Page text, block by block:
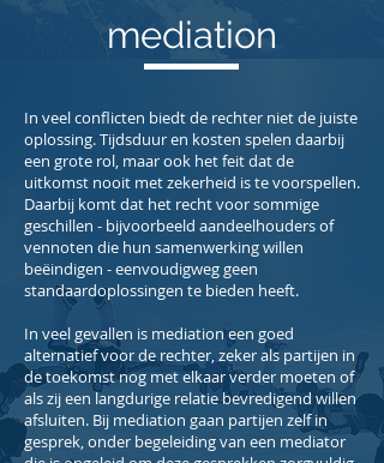
mediation
In veel conflicten biedt de rechter niet de juiste
oplossing. Tijdsduur en kosten spelen daarbij
een grote rol, maar ook het feit dat de
uitkomst nooit met zekerheid is te voorspellen.
Daarbij komt dat het recht voor sommige
geschillen - bijvoorbeeld aandeelhouders of
vennoten die hun samenwerking willen
beëindigen - eenvoudigweg geen
standaardoplossingen te bieden heeft.
In veel gevallen is mediation een goed
alternatief voor de rechter, zeker als partijen in
de toekomst nog met elkaar verder moeten of
als zij een langdurige relatie bevredigend willen
afsluiten. Bij mediation gaan partijen zelf in
gesprek, onder begeleiding van een mediator